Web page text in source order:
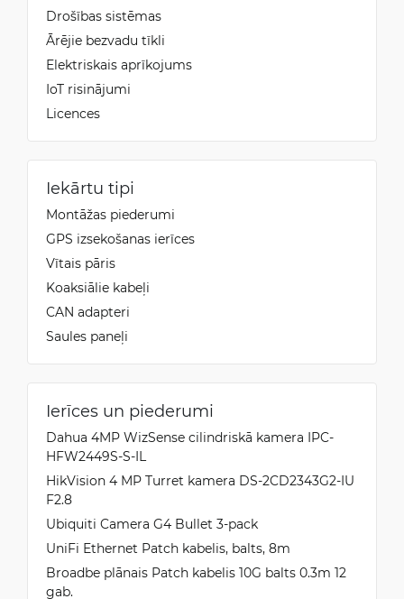
Drošības sistēmas
Ārējie bezvadu tīkli
Elektriskais aprīkojums
IoT risinājumi
Licences
Iekārtu tipi
Montāžas piederumi
GPS izsekošanas ierīces
Vītais pāris
Koaksiālie kabeļi
CAN adapteri
Saules paneļi
Ierīces un piederumi
Dahua 4MP WizSense cilindriskā kamera IPC-
HFW2449S-S-IL
HikVision 4 MP Turret kamera DS-2CD2343G2-IU
F2.8
Ubiquiti Camera G4 Bullet 3-pack
UniFi Ethernet Patch kabelis, balts, 8m
Broadbe plānais Patch kabelis 10G balts 0.3m 12
gab.